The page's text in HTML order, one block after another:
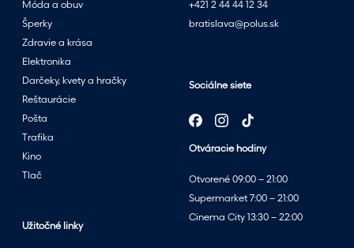
+421 2 44 44 12 34
bratislava@polus.sk
Sociálne siete
Otváracie hodiny
Otvorené 09:00 – 21:00
Supermarket 7:00 – 21:00
Cinema City 13:30 – 22:00
Móda a obuv
Šperky
Zdravie a krása
Elektronika
Darčeky, kvety a hračky
Reštaurácie
Pošta
Trafika
Kino
Tlač
Užitočné linky